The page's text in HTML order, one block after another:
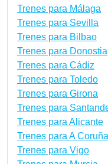
Trenes para Málaga
Trenes para Sevilla
Trenes para Bilbao
Trenes para Donostia
Trenes para Cádiz
Trenes para Toledo
Trenes para Girona
Trenes para
Trenes para Alicante
Trenes para A Coruña
Trenes para Vigo